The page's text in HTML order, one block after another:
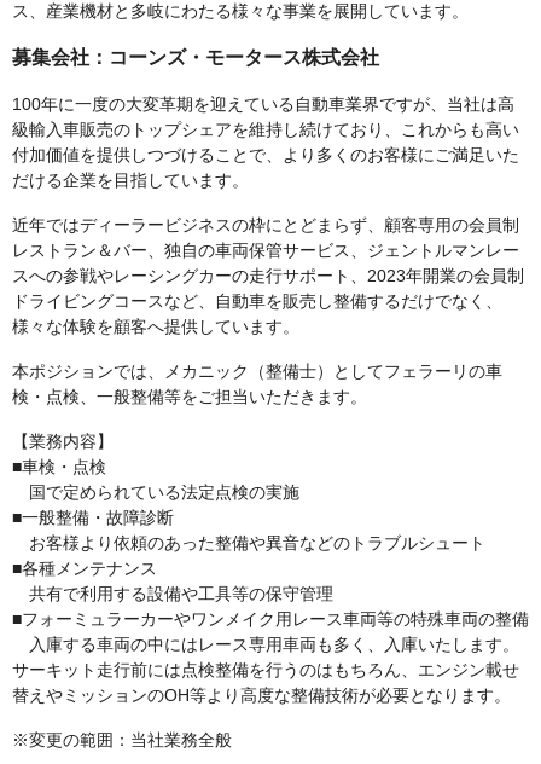
ス、産業機材と多岐にわたる様々な事業を展開しています。
募集会社：コーンズ・モータース株式会社
100年に⼀度の⼤変⾰期を迎えている⾃動⾞業界ですが、当社は⾼
級輸⼊⾞販売のトップシェアを維持し続けており、これからも⾼い
付加価値を提供しつづけることで、より多くのお客様にご満⾜いた
だける企業を⽬指しています。
近年ではディーラービジネスの枠にとどまらず、顧客専用の会員制
レストラン＆バー、独自の車両保管サービス、ジェントルマンレー
スへの参戦やレーシングカーの走行サポート、2023年開業の会員制
ドライビングコースなど、自動車を販売し整備するだけでなく、
様々な体験を顧客へ提供しています。
本ポジションでは、メカニック（整備士）としてフェラーリの車
検・点検、一般整備等をご担当いただきます。
【業務内容】
■車検・点検
国で定められている法定点検の実施
■一般整備・故障診断
お客様より依頼のあった整備や異音などのトラブルシュート
■各種メンテナンス
共有で利用する設備や工具等の保守管理
■フォーミュラーカーやワンメイク用レース車両等の特殊車両の整備
入庫する車両の中にはレース専用車両も多く、入庫いたします。
サーキット走行前には点検整備を行うのはもちろん、エンジン載せ
替えやミッションのOH等より高度な整備技術が必要となります。
※変更の範囲：当社業務全般